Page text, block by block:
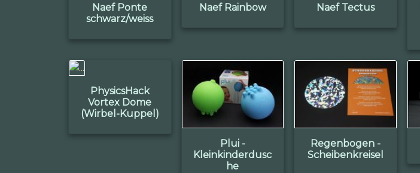
Naef Ponte
schwarz/weiss
Naef Rainbow Naef Tectus
PhysicsHack
Vortex Dome
(Wirbel-Kuppel)
Plui -
Kleinkinderdusc
he
Regenbogen -
Scheibenkreisel